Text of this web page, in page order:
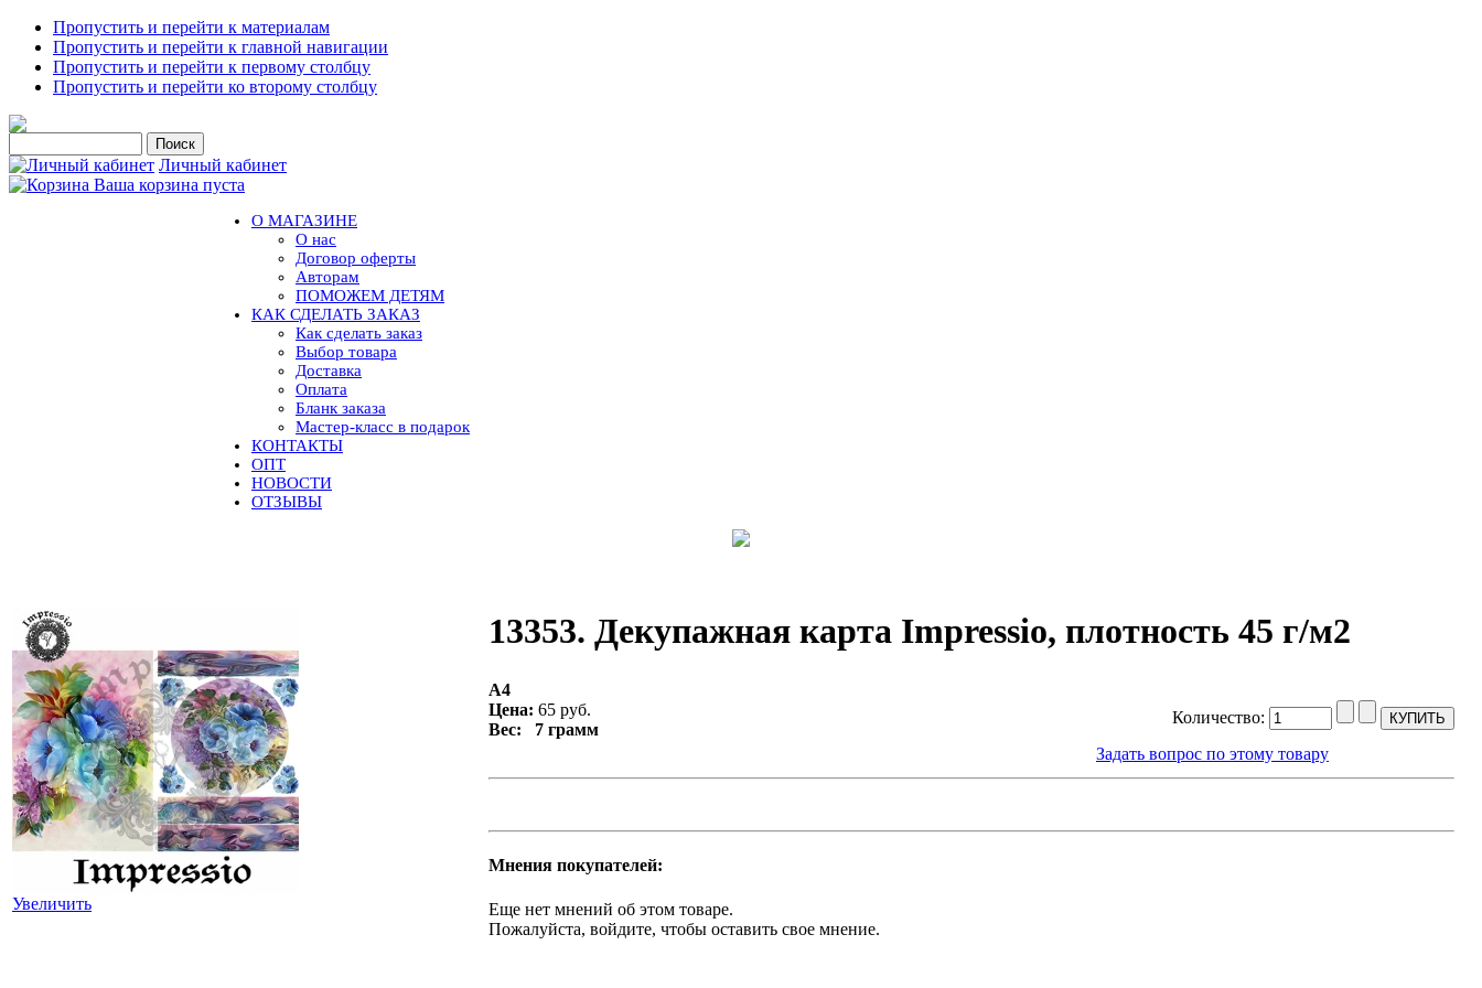
Пропустить и перейти к материалам
Пропустить и перейти к главной навигации
Пропустить и перейти к первому столбцу
Пропустить и перейти ко второму столбцу
Личный кабинет
Ваша корзина пуста
О МАГАЗИНЕ
О нас
Договор оферты
Авторам
ПОМОЖЕМ ДЕТЯМ
КАК СДЕЛАТЬ ЗАКАЗ
Как сделать заказ
Выбор товара
Доставка
Оплата
Бланк заказа
Мастер-класс в подарок
КОНТАКТЫ
ОПТ
НОВОСТИ
ОТЗЫВЫ
Увеличить
13353. Декупажная карта Impressio, плотность 45 г/м2
А4
Цена: 65 руб.
Вес: 7 грамм
Количество:
Задать вопрос по этому товару
Мнения покупателей:
Еще нет мнений об этом товаре.
Пожалуйста, войдите, чтобы оставить свое мнение.